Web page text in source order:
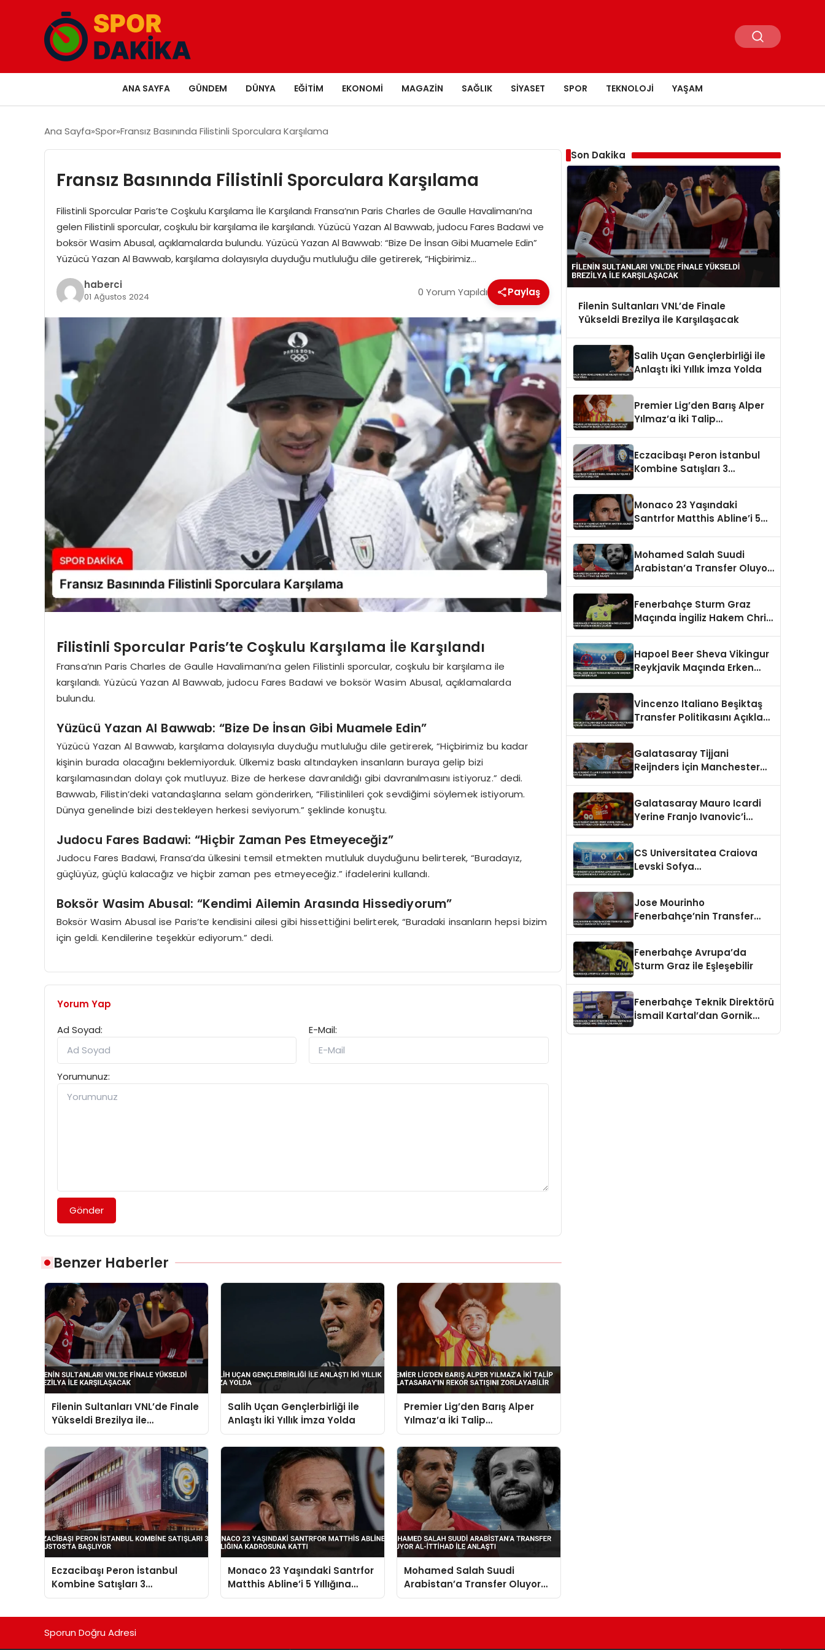
ANA SAYFA GÜNDEM DÜNYA EĞITIM EKONOMI MAGAZIN SAĞLIK SIYASET SPOR TEKNOLOJI YAŞAM
Ana Sayfa Spor Fransız Basınında Filistinli Sporculara Karşılama
Fransız Basınında Filistinli Sporculara Karşılama
Filistinli Sporcular Paris’te Coşkulu Karşılama İle Karşılandı Fransa’nın Paris Charles de Gaulle Havalimanı’na
gelen Filistinli sporcular, coşkulu bir karşılama ile karşılandı. Yüzücü Yazan Al Bawwab, judocu Fares Badawi ve
boksör Wasim Abusal, açıklamalarda bulundu. Yüzücü Yazan Al Bawwab: “Bize De İnsan Gibi Muamele Edin”
Yüzücü Yazan Al Bawwab, karşılama dolayısıyla duyduğu mutluluğu dile getirerek, “Hiçbirimiz…
haberci
01 Ağustos 2024 0 Yorum Yapıldı Paylaş
Filistinli Sporcular Paris’te Coşkulu Karşılama İle Karşılandı
Fransa’nın Paris Charles de Gaulle Havalimanı’na gelen Filistinli sporcular, coşkulu bir karşılama ile
karşılandı. Yüzücü Yazan Al Bawwab, judocu Fares Badawi ve boksör Wasim Abusal, açıklamalarda
bulundu.
Yüzücü Yazan Al Bawwab: “Bize De İnsan Gibi Muamele Edin”
Yüzücü Yazan Al Bawwab, karşılama dolayısıyla duyduğu mutluluğu dile getirerek, “Hiçbirimiz bu kadar
kişinin burada olacağını beklemiyorduk. Ülkemiz baskı altındayken insanların buraya gelip bizi
karşılamasından dolayı çok mutluyuz. Bize de herkese davranıldığı gibi davranılmasını istiyoruz.” dedi.
Bawwab, Filistin’deki vatandaşlarına selam gönderirken, “Filistinlileri çok sevdiğimi söylemek istiyorum.
Dünya genelinde bizi destekleyen herkesi seviyorum.” şeklinde konuştu.
Judocu Fares Badawi: “Hiçbir Zaman Pes Etmeyeceğiz”
Judocu Fares Badawi, Fransa’da ülkesini temsil etmekten mutluluk duyduğunu belirterek, “Buradayız,
güçlüyüz, güçlü kalacağız ve hiçbir zaman pes etmeyeceğiz.” ifadelerini kullandı.
Boksör Wasim Abusal: “Kendimi Ailemin Arasında Hissediyorum”
Boksör Wasim Abusal ise Paris’te kendisini ailesi gibi hissettiğini belirterek, “Buradaki insanların hepsi bizim
için geldi. Kendilerine teşekkür ediyorum.” dedi.
Yorum Yap
Ad Soyad:
E-Mail:
Yorumunuz:
Gönder
Benzer Haberler
Filenin Sultanları VNL’de Finale
Yükseldi Brezilya ile
Karşılaşacak
Salih Uçan Gençlerbirliği ile
Anlaştı İki Yıllık İmza Yolda
Premier Lig’den Barış Alper
Yılmaz’a İki Talip
Galatasaray’ın Rekor Satışını
Zorlayabilir
Eczacibaşı Peron İstanbul
Kombine Satışları 3
Ağustos’ta Başlıyor
Monaco 23 Yaşındaki Santrfor
Matthis Abline’i 5 Yıllığına
Kadrosuna Kattı
Mohamed Salah Suudi
Arabistan’a Transfer Oluyor
Al-İttihad ile Anlaştı
Son Dakika
Filenin Sultanları VNL’de Finale
Yükseldi Brezilya ile Karşılaşacak
Salih Uçan Gençlerbirliği ile
Anlaştı İki Yıllık İmza Yolda
Premier Lig’den Barış Alper
Yılmaz’a İki Talip
Eczacibaşı Peron İstanbul
Kombine Satışları 3
Monaco 23 Yaşındaki
Santrfor Matthis Abline’i 5
Mohamed Salah Suudi
Arabistan’a Transfer Oluyor
Fenerbahçe Sturm Graz
Maçında İngiliz Hakem Chris
Hapoel Beer Sheva Vikingur
Reykjavik Maçında Erken
Vincenzo Italiano Beşiktaş
Transfer Politikasını Açıkladı
Galatasaray Tijjani
Reijnders İçin Manchester
Galatasaray Mauro Icardi
Yerine Franjo Ivanovic’i
CS Universitatea Craiova
Levski Sofya
Jose Mourinho
Fenerbahçe’nin Transfer
Fenerbahçe Avrupa’da
Sturm Graz ile Eşleşebilir
Fenerbahçe Teknik Direktörü
İsmail Kartal’dan Gornik
Sporun Doğru Adresi